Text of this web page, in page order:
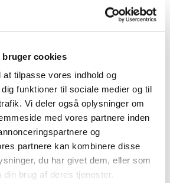
bruger cookies
tilpasse vores indhold og
funktioner til sociale medier og til
Vi deler også oplysninger om
med vores partnere inden
og
partnere kan kombinere disse
du har givet dem, eller som
brug af deres tjenester.